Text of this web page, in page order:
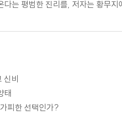
다는 평범한 진리를, 저자는 황무
신비
태
피한 선택인가?